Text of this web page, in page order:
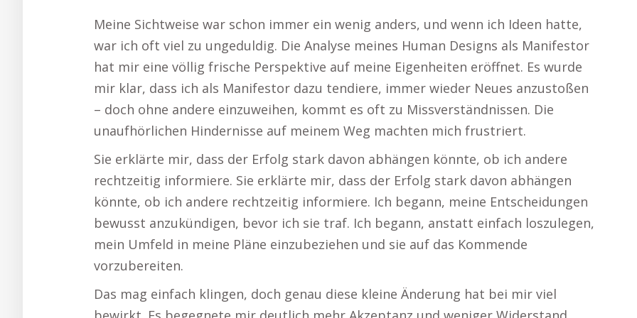
Meine Sichtweise war schon immer ein wenig anders, und wenn ich Ideen hatte,
war ich oft viel zu ungeduldig. Die Analyse meines Human Designs als Manifestor
hat mir eine völlig frische Perspektive auf meine Eigenheiten eröffnet. Es wurde
mir klar, dass ich als Manifestor dazu tendiere, immer wieder Neues anzustoßen
– doch ohne andere einzuweihen, kommt es oft zu Missverständnissen. Die
unaufhörlichen Hindernisse auf meinem Weg machten mich frustriert.
Sie erklärte mir, dass der Erfolg stark davon abhängen könnte, ob ich andere
rechtzeitig informiere. Sie erklärte mir, dass der Erfolg stark davon abhängen
könnte, ob ich andere rechtzeitig informiere. Ich begann, meine Entscheidungen
bewusst anzukündigen, bevor ich sie traf. Ich begann, anstatt einfach loszulegen,
mein Umfeld in meine Pläne einzubeziehen und sie auf das Kommende
vorzubereiten.
Das mag einfach klingen, doch genau diese kleine Änderung hat bei mir viel